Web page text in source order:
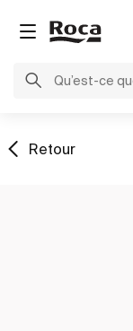
Retour